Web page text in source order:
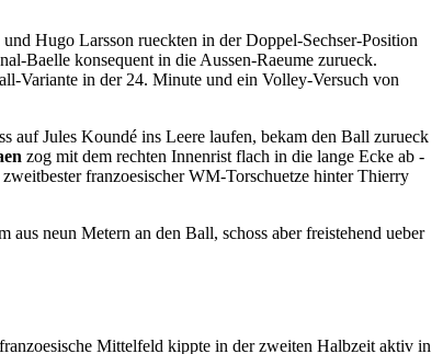
Hugo Larsson rueckten in der Doppel-Sechser-Position
Baelle konsequent in die Aussen-Raeume zurueck.
Variante in der 24. Minute und ein Volley-Versuch von
auf Jules Koundé ins Leere laufen, bekam den Ball zurueck
zog mit dem rechten Innenrist flach in die lange Ecke ab -
franzoesischer WM-Torschuetze hinter Thierry
aus neun Metern an den Ball, schoss aber freistehend ueber
Mittelfeld kippte in der zweiten Halbzeit aktiv in